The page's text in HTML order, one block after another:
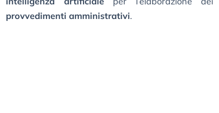
provvedimenti amministrativi.